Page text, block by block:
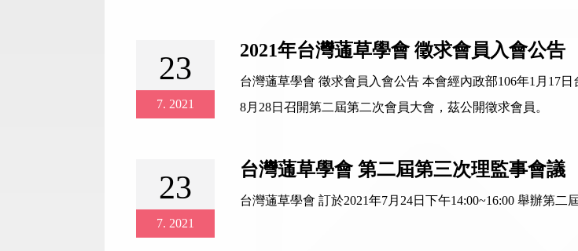
23
7 2021
2021年台灣蓪草學會 徵求會員入會公告
台灣蓪草學會 徵求會員入會公告 本會經內政部106年1月17
8月28日召開第二屆第二次會員大會，茲公開徵求會員。
23
7 2021
台灣蓪草學會 第二屆第三次理監事會議
台灣蓪草學會 訂於2021年7月24日下午14:00~16:00 舉辦第